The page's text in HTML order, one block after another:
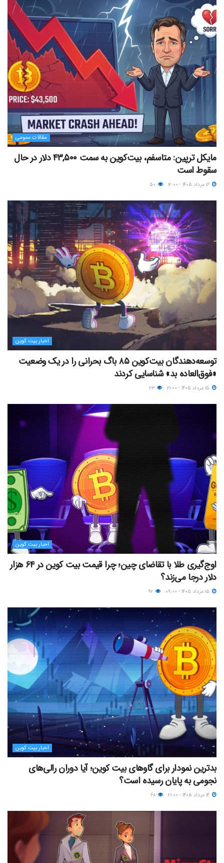
مقالات عمومی
مایکل ترپین: متاسفم، بیت‌کوین به سمت ۴۳,۵۰۰ دلار در حال
سقوط است
اخبار بیت کوین
توسعه‌دهندگان بیت‌کوین ۸۵ باگ بحرانی را در یک وضعیت
«فوق‌العاده بد» شناسایی کردند
اخبار بیت کوین
اوج‌گیری طلا با تقاضای چین؛ چرا قیمت بیت کوین در ۶۴ هزار
دلار درجا می‌زند؟
اخبار بیت کوین
بدترین نمودار برای گاوهای بیت کوین؛ آیا دوران رالی‌های
نجومی به پایان رسیده است؟